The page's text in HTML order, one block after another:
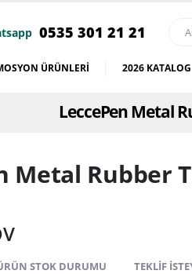
0535 301 21 21
ÜRÜNLERI 2026 KATALOG
LeccePen Metal
Metal Rubber
STOK DURUMU TEKLIF